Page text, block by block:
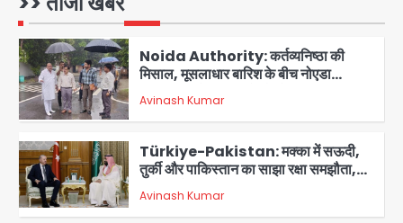
1
2
Noida Authority: कर्तव्यनिष्ठा की
मिसाल, मूसलाधार बारिश के बीच नोएडा
प्राधिकरण ने संभाला मोर्चा, सेक्टर 105
आरडब्ल्यूए ने जताया आभार
Avinash Kumar
3
Türkiye-Pakistan: मक्का में सऊदी,
तुर्की और पाकिस्तान का साझा रक्षा समझौता,
जानें इसके मायने
Avinash Kumar